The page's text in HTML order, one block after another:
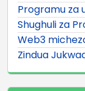
Programu za
Shughuli za
Web3
Zindua